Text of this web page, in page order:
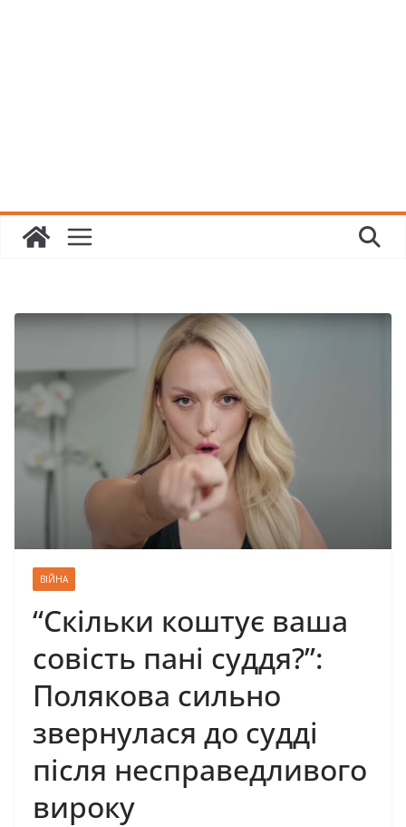
ВІЙНА
“Скільки коштує ваша
совість пані суддя?”:
Полякова сильно
звернулася до судді
після несправедливого
вироку